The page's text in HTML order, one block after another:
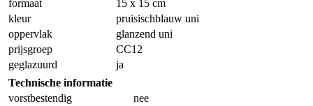
formaat
15 x 15 cm
kleur
pruisischblauw uni
oppervlak
glanzend uni
prijsgroep
CC12
geglazuurd
ja
Technische informatie
vorstbestendig
nee